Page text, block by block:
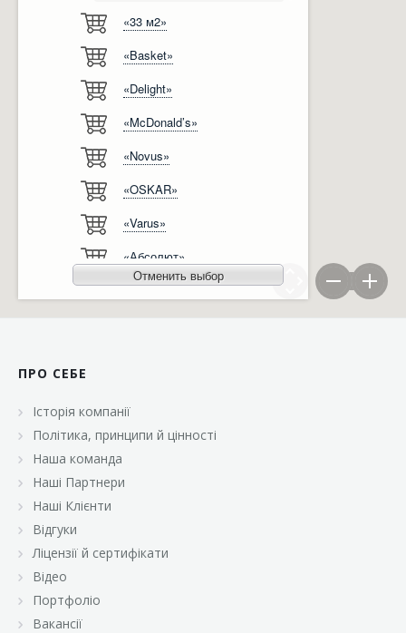
Ліцензії, сертифікати, дипломи
Автоматизація
Модернізація
«33 м2»
«Basket»
«Delight»
«McDonald’s»
«Novus»
«OSKAR»
«Varus»
«Абсолют»
«Агро-Овен»
«Велмарт»
«ВК Експресс»
Отменить выбор
ПРО СЕБЕ
Історія компанії
Політика, принципи й цінності
Наша команда
Наші Партнери
Наші Клієнти
Відгуки
Ліцензії й сертифікати
Відео
Портфоліо
Вакансії